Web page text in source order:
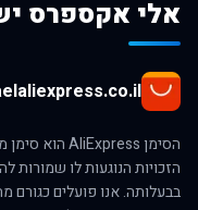
אלי אקספרס
בבעלותה. אנו פועלים כגורם